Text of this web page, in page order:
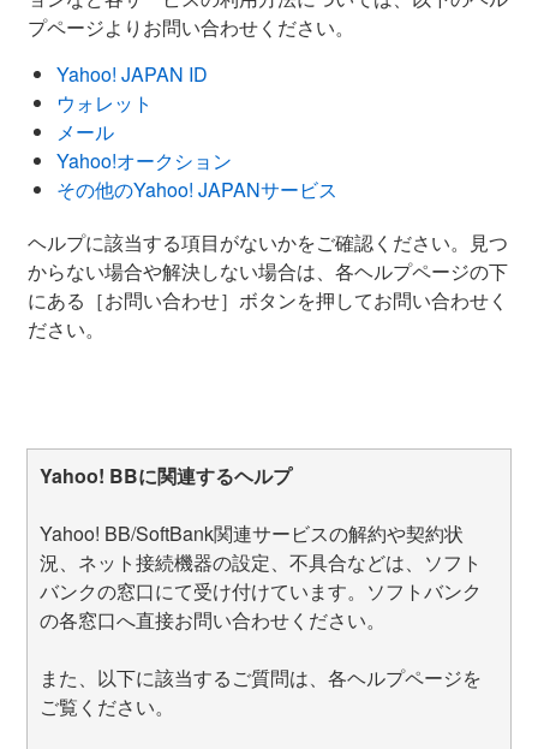
プページよりお問い合わせください。
Yahoo! JAPAN ID
ウォレット
メール
Yahoo!オークション
その他のYahoo! JAPANサービス
ヘルプに該当する項目がないかをご確認ください。見つ
からない場合や解決しない場合は、各ヘルプページの下
にある［お問い合わせ］ボタンを押してお問い合わせく
ださい。
Yahoo! BBに関連するヘルプ
Yahoo! BB/SoftBank関連サービスの解約や契約状
況、ネット接続機器の設定、不具合などは、ソフト
バンクの窓口にて受け付けています。ソフトバンク
の各窓口へ直接お問い合わせください。
また、以下に該当するご質問は、各ヘルプページを
ご覧ください。